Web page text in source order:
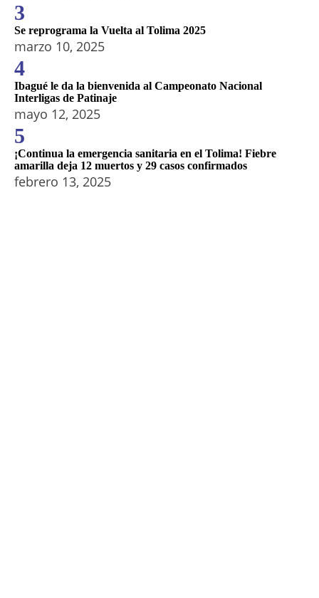
3
Se reprograma la Vuelta al Tolima 2025
marzo 10, 2025
4
Ibagué le da la bienvenida al Campeonato Nacional
Interligas de Patinaje
mayo 12, 2025
5
¡Continua la emergencia sanitaria en el Tolima! Fiebre
amarilla deja 12 muertos y 29 casos confirmados
febrero 13, 2025